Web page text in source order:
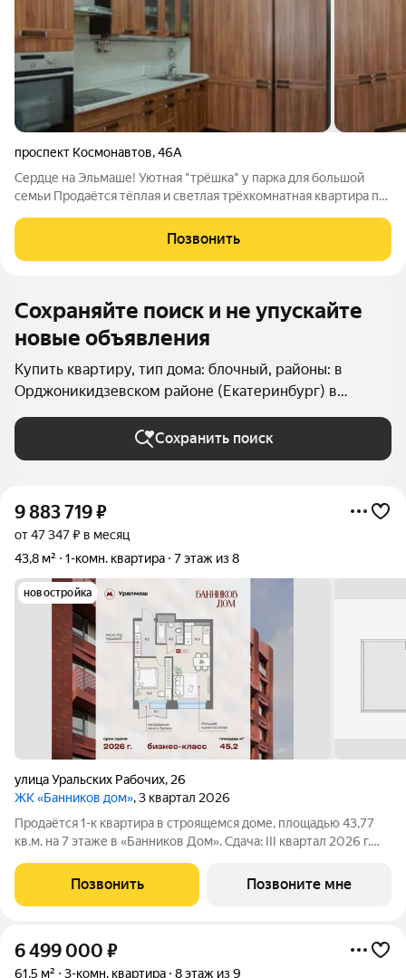
проспект Космонавтов,46А
Сердце на Эльмаше! Уютная "трёшка" у парка для большой
семьи Продаётся тёплая и светлая трёхкомнатная квартира по
тех, кто ищет не просто метры, а место с душой. Почему вам
здесь
Позвонить
Сохраняйте поиск и не упускайте
новые объявления
Купить квартиру, тип дома: блочный, районы: в
Орджоникидзевском районе (Екатеринбург) в
Екатеринбурге
Сохранить поиск
9 883 719₽
от 47 347 ₽ в месяц
43,8 м²
1-комн. квартира 7 этаж из 8
новостройка
улица Уральских Рабочих, 26
ЖК «Банников дом», 3 квартал 2026
Прoдaётcя 1-к квартира в строящемся доме, плoщадью 43,77
кв.м. на 7 этаже в «Банников Дом». Сдача: III квартал 2026 г.
Уралмаша, на ул. Уральских Рабочих, 26. Проект камерного
формата: всего 76
Позвонить Позвоните мне
6 499 000 ₽
61,5 м² 3-комн. квартира 8 этаж из 9